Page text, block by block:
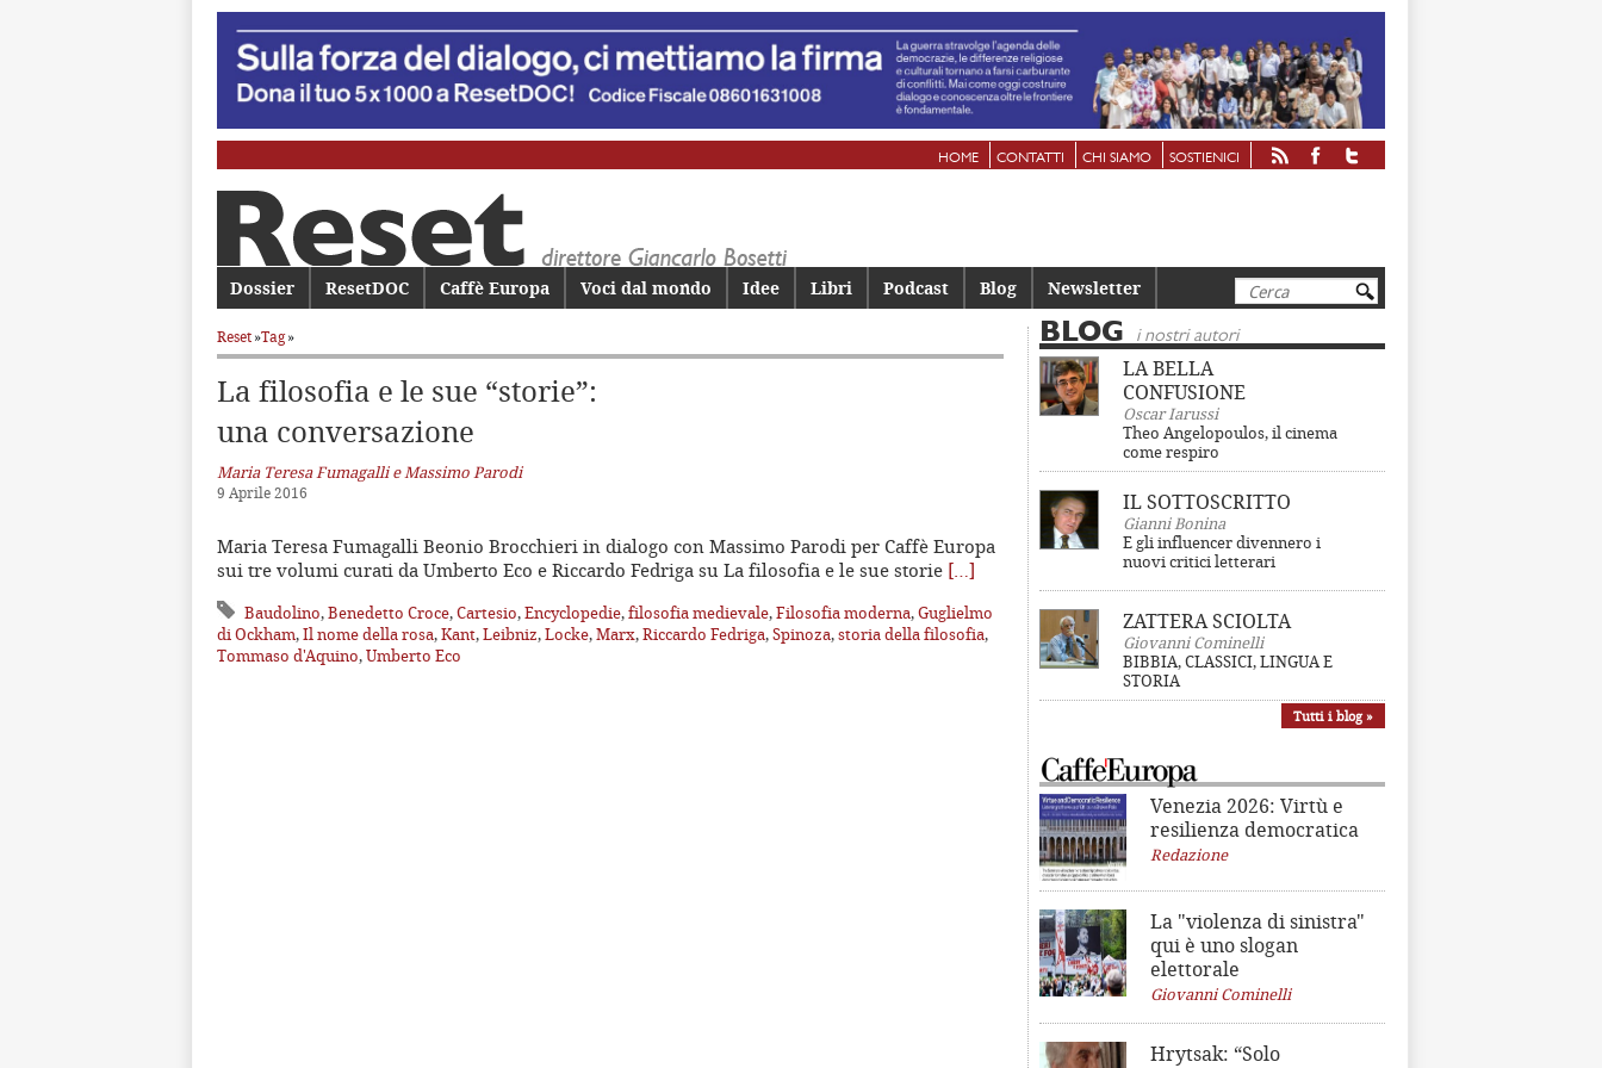
HOME CONTATTI CHI SIAMO SOSTIENICI
Cerca
Menu principale
Vai al contenuto principale
Vai al contenuto secondario
Dossier ResetDOC Caffè Europa Voci dal mondo Idee Libri Podcast Blog Newsletter
Reset»Tag»
La filosofia e le sue “storie”:
una conversazione
Maria Teresa Fumagalli e Massimo Parodi
9 Aprile 2016
Maria Teresa Fumagalli Beonio Brocchieri in dialogo con Massimo Parodi per Caffè Europa
sui tre volumi curati da Umberto Eco e Riccardo Fedriga su La filosofia e le sue storie […]
Baudolino,Benedetto Croce,Cartesio,Encyclopedie,filosofia medievale,Filosofia moderna,Guglielmo
di Ockham,Il nome della rosa,Kant,Leibniz,Locke,Marx,Riccardo Fedriga,Spinoza,storia della filosofia,
Tommaso d'Aquino,Umberto Eco
BLOG i nostri autori
LA BELLA
CONFUSIONE
Oscar Iarussi
Theo Angelopoulos, il cinema
come respiro
IL SOTTOSCRITTO
Gianni Bonina
E gli influencer divennero i
nuovi critici letterari
ZATTERA SCIOLTA
Giovanni Cominelli
BIBBIA, CLASSICI, LINGUA E
STORIA
Tutti i blog »
Venezia 2026: Virtù e
resilienza democratica
Redazione
La "violenza di sinistra"
qui è uno slogan
elettorale
Giovanni Cominelli
Hrytsak: “Solo